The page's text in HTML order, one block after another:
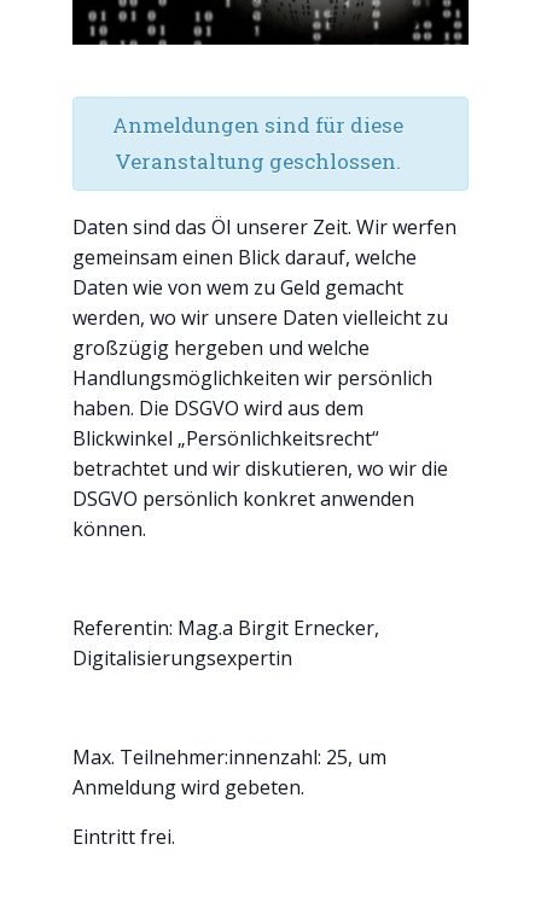
Anmeldungen sind für diese
Veranstaltung geschlossen.
Daten sind das Öl unserer Zeit. Wir werfen
gemeinsam einen Blick darauf, welche
Daten wie von wem zu Geld gemacht
werden, wo wir unsere Daten vielleicht zu
großzügig hergeben und welche
Handlungsmöglichkeiten wir persönlich
haben. Die DSGVO wird aus dem
Blickwinkel „Persönlichkeitsrecht“
betrachtet und wir diskutieren, wo wir die
DSGVO persönlich konkret anwenden
können.
Referentin: Mag.a Birgit Ernecker,
Digitalisierungsexpertin
Max. Teilnehmer:innenzahl: 25, um
Anmeldung wird gebeten.
Eintritt frei.